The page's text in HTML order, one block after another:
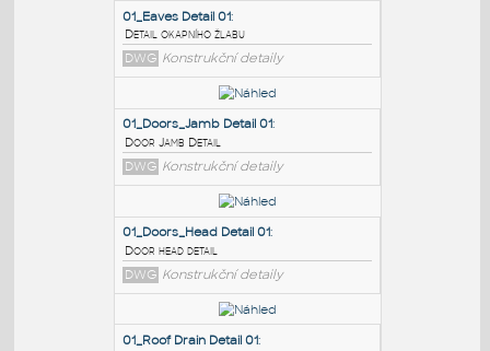
PODOBNÉ BLOKY
01_Eaves Detail 01:
Detail okapního žlabu
DWG Konstrukční detaily
01_Doors_Jamb Detail 01
Door Jamb Detail